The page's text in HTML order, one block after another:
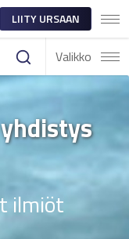
LIITY URSAAN
Valikko
ilmiöt